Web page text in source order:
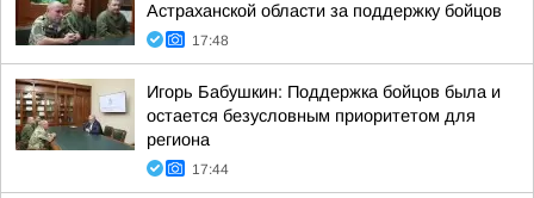
Астраханской области за поддержку бойцов
17:48
Игорь Бабушкин: Поддержка бойцов была и
остается безусловным приоритетом для
региона
17:44